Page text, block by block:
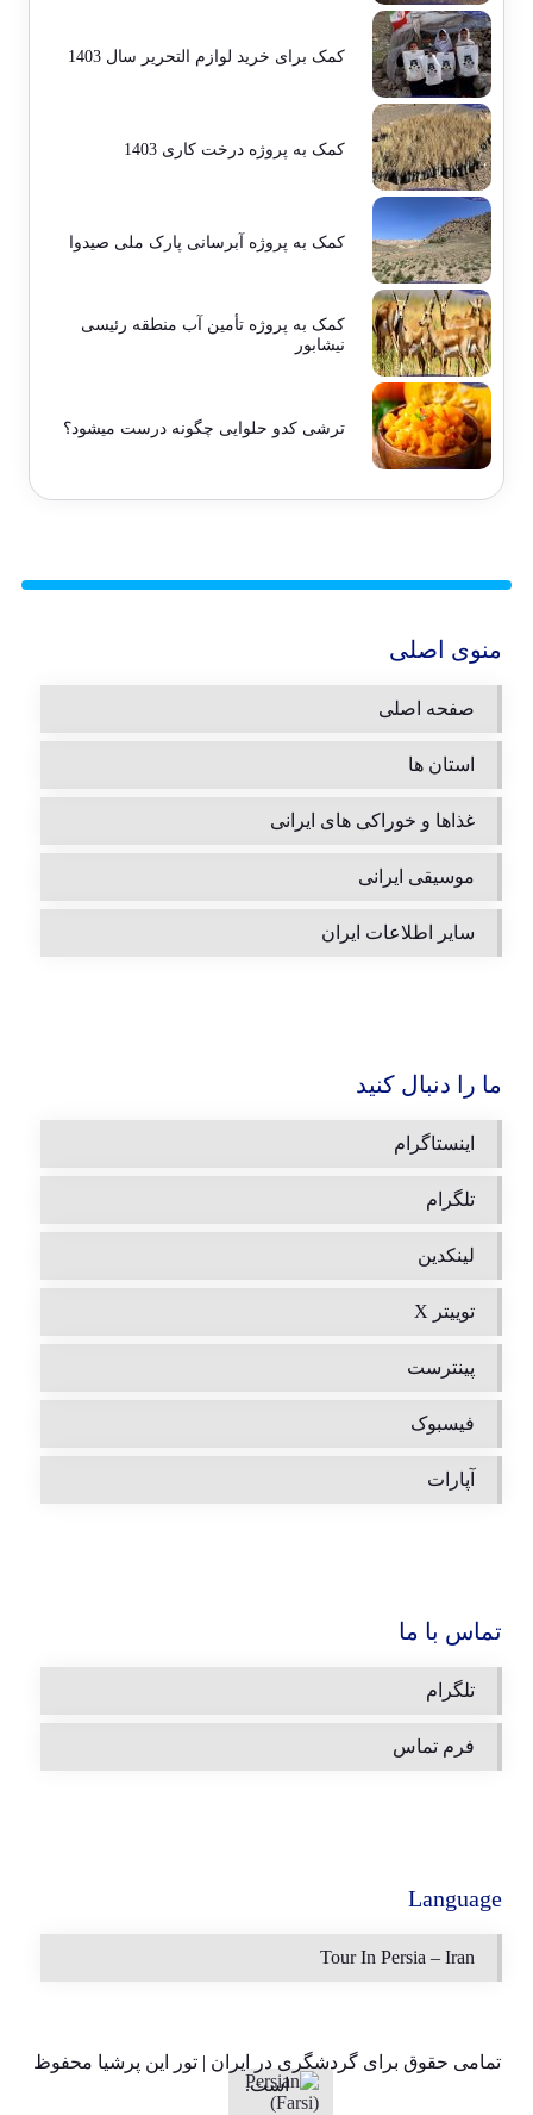
کمک برای خرید لوازم التحریر سال 1403
کمک به پروژه درخت کاری 1403
کمک به پروژه آبرسانی پارک ملی صیدوا
کمک به پروژه تأمین آب منطقه رئیسی
نیشابور
ترشی کدو حلوایی چگونه درست میشود؟
منوی اصلی
صفحه اصلی
استان ها
غذاها و خوراکی های ایرانی
موسیقی ایرانی
سایر اطلاعات ایران
ما را دنبال کنید
اینستاگرام
تلگرام
لینکدین
توییتر X
پینترست
فیسبوک
آپارات
تماس با ما
تلگرام
فرم تماس
Language
Tour In Persia – Iran
تمامی حقوق برایگردشگری در ایران | تور این پرشیا محفوظ
است.